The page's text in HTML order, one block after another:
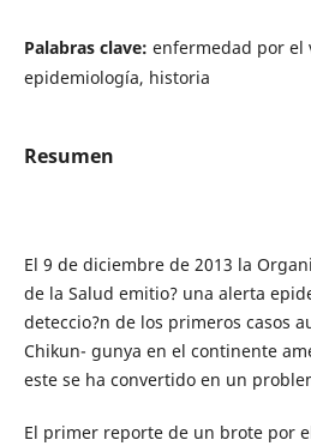
Palabras clave: enfermedad por el
epidemiología, historia
Resumen
El 9 de diciembre de 2013 la
de la Salud emitio? una alerta
deteccio?n de los primeros casos
Chikun- gunya en el continente
este se ha convertido en un
El primer reporte de un brote por